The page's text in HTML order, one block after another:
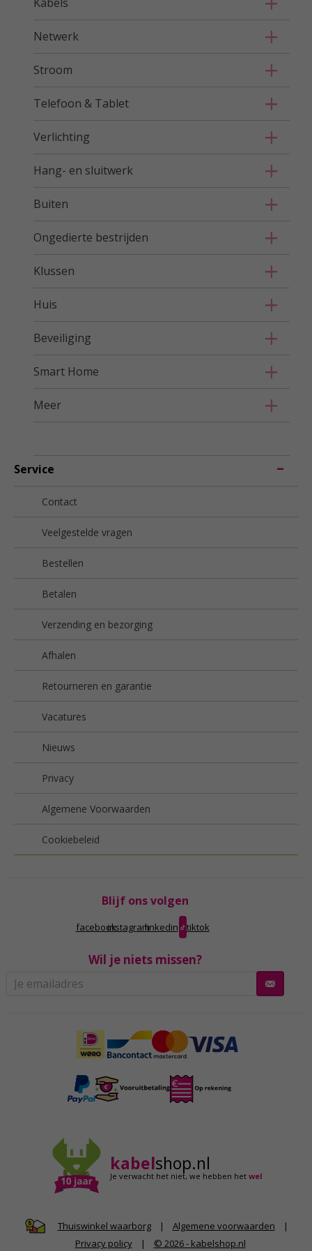
Netwerk
Stroom
Telefoon & Tablet
Verlichting
Hang- en sluitwerk
Buiten
Ongedierte bestrijden
Klussen
Huis
Beveiliging
Smart Home
Meer
Service
Contact
Veelgestelde vragen
Bestellen
Betalen
Verzending en bezorging
Afhalen
Retourneren en garantie
Vacatures
Nieuws
Privacy
Algemene Voorwaarden
Cookiebeleid
Blijf ons volgen
facebookinstagramlinkedin tiktok
Wil je niets missen?
kabelshop.nl
Je verwacht het niet,we hebben hetwel
Thuiswinkel waarborg | Algemene voorwaarden
|
Privacy policy
| © 2026 - kabelshop.nl